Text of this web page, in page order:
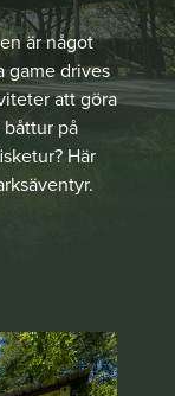
är något
game drives
att göra
på
Här